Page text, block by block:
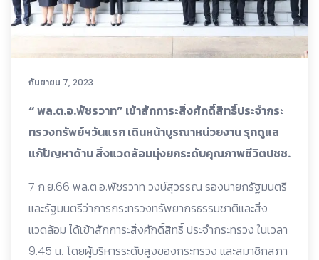
กันยายน 7, 2023
“ พล.ต.อ.พัชรวาท” เข้าสักการะสิ่งศักดิ์สิทธิ์ประจำกระ
ทรวงทรัพย์ฯวันแรก เดินหน้าบูรณาหน่วยงาน รุกดูแล
แก้ปัญหาด้าน สิ่งแวดล้อมมุ่งยกระดับคุณภาพชีวิตปชช.
7 ก.ย.66 พล.ต.อ.พัชรวาท วงษ์สุวรรณ รองนายกรัฐมนตรี
และรัฐมนตรีว่าการกระทรวงทรัพยากรธรรมชาติและสิ่ง
แวดล้อม ได้เข้าสักการะสิ่งศักดิ์สิทธิ์ ประจำกระทรวง ในเวลา
9.45 น. โดยผู้บริหารระดับสูงของกระทรวง และสมาชิกสภา